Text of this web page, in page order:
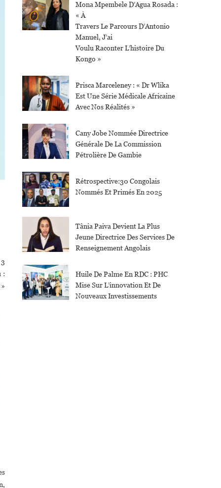
:
Mona Mpembele D’Agua Rosada :
« À
Travers Le Parcours D’Antonio
Manuel, J’ai
Voulu Raconter L’histoire Du
Kongo »
Prisca Marceleney : « Dr Wlika
Est Une Série Médicale Africaine
Avec Nos Réalités »
Cany Jobe Nommée Directrice
Générale De La Commission
Pétrolière De Gambie
Rétrospective:30 Congolais
Nommés Et Primés En 2025
Tânia Paiva Devient La Plus
Jeune Directrice Des Services De
Renseignement Angolais
Huile De Palme En RDC : PHC
Mise Sur L’innovation Et De
Nouveaux Investissements